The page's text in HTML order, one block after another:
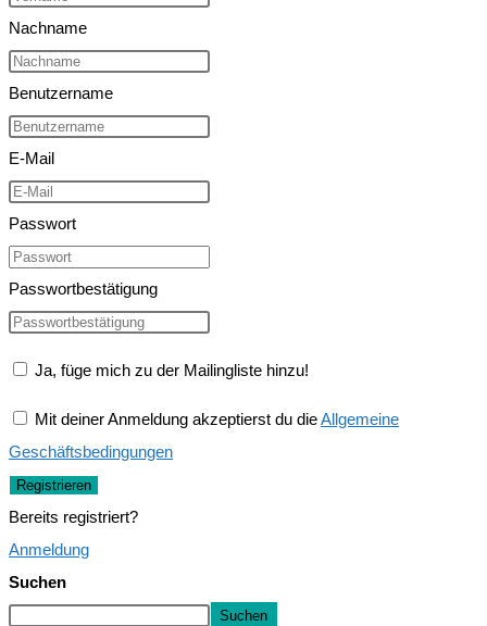
Nachname
Benutzername
E-Mail
Passwort
Passwortbestätigung
Ja, füge mich zu der Mailingliste hinzu!
Mit deiner Anmeldung akzeptierst du dieAllgemeine
Geschäftsbedingungen
Registrieren
Bereits registriert?
Anmeldung
Suchen
Suchen